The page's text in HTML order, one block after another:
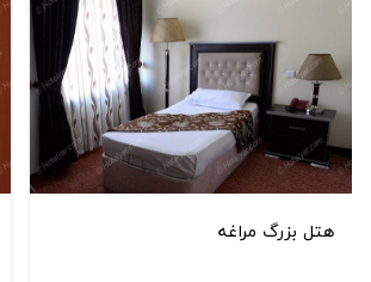
هتل بزرگ مراغه